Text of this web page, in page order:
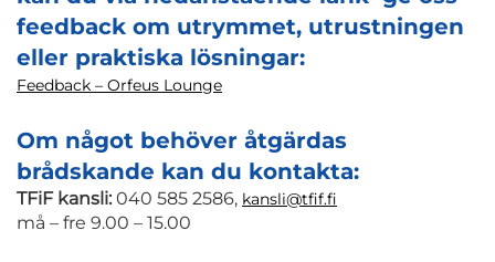
feedback om utrymmet, utrustningen
eller praktiska lösningar:
Feedback – Orfeus Lounge
Om något behöver åtgärdas
brådskande kan du kontakta:
TFiF kansli: 040 585 2586, kansli@tfif.fi
må – fre 9.00 – 15.00